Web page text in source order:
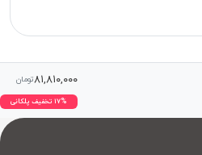
۸۱,۸۱۰,۰۰۰تومان
۱۷% تخفیف پلکانی